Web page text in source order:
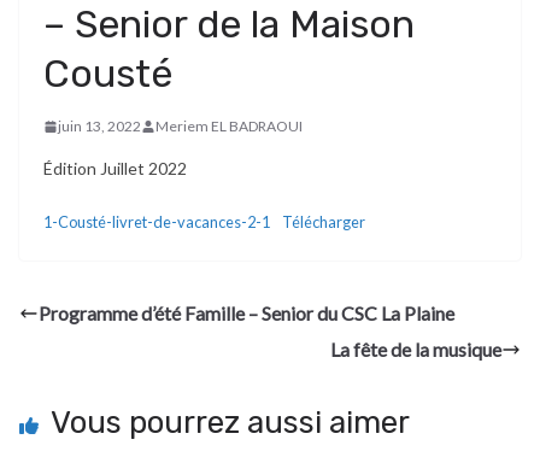
– Senior de la Maison
Cousté
juin 13, 2022 Meriem EL BADRAOUI
Édition Juillet 2022
1-Cousté-livret-de-vacances-2-1 Télécharger
Programme d’été Famille – Senior du CSC La Plaine
La fête de la musique
Vous pourrez aussi aimer